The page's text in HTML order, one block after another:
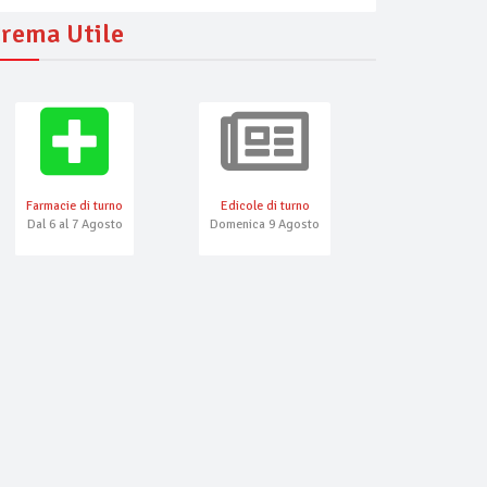
Utile
Farmacie di turno
Dal 6 al 7 Agosto
Edicole di turno
Domenica 9 Agosto